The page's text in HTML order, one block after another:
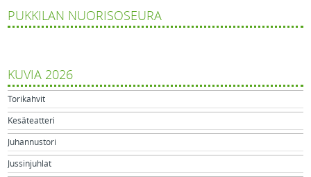
PUKKILAN NUORISOSEURA
KUVIA 2026
Torikahvit
Kesäteatteri
Juhannustori
Jussinjuhlat